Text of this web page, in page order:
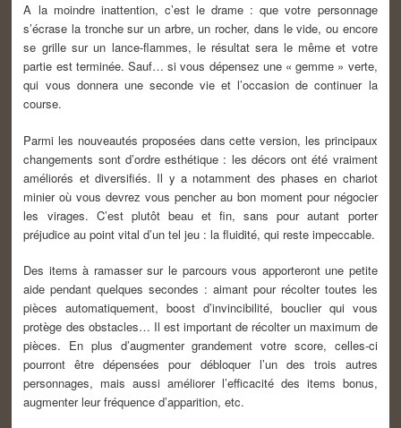
A la moindre inattention, c’est le drame : que votre personnage
s’écrase la tronche sur un arbre, un rocher, dans le vide, ou encore
se grille sur un lance-flammes, le résultat sera le même et votre
partie est terminée. Sauf… si vous dépensez une « gemme » verte,
qui vous donnera une seconde vie et l’occasion de continuer la
course.
Parmi les nouveautés proposées dans cette version, les principaux
changements sont d’ordre esthétique : les décors ont été vraiment
améliorés et diversifiés. Il y a notamment des phases en chariot
minier où vous devrez vous pencher au bon moment pour négocier
les virages. C’est plutôt beau et fin, sans pour autant porter
préjudice au point vital d’un tel jeu : la fluidité, qui reste impeccable.
Des items à ramasser sur le parcours vous apporteront une petite
aide pendant quelques secondes : aimant pour récolter toutes les
pièces automatiquement, boost d’invincibilité, bouclier qui vous
protège des obstacles… Il est important de récolter un maximum de
pièces. En plus d’augmenter grandement votre score, celles-ci
pourront être dépensées pour débloquer l’un des trois autres
personnages, mais aussi améliorer l’efficacité des items bonus,
augmenter leur fréquence d’apparition, etc.